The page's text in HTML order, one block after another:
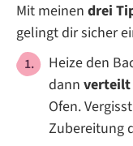
Mit meinen drei
gelingt dir sicher
Heize den
dann verteilt
Ofen.
Zubereitung